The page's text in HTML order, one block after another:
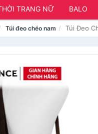
TRANG NỮ BALO
Túi đeo chéo nam Túi Đeo